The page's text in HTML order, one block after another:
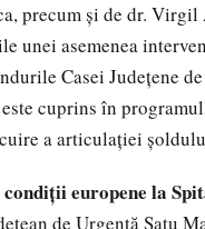
precum şi de dr.
unei asemenea
Casei Judeţene
cuprins în
a articulaţiei
europene la
de Urgenţă Satu